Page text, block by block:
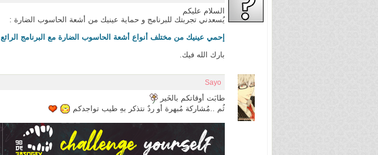
السلام عليكم
يُسعدني تجربتك للبرنامج و حماية عينيك من أشعة الحاسوب الضارة :
إحمي عينيك من مختلف أنواع أشعة الحاسوب الضارة مع البرنامج الرائع Iris pro
بارك الله فيك.
Sayo
طابَت أوقاتكم بالخَير
ثُم ..مُشاركة مُبهرة أو ردٌ نتذكر بهِ طيب تواجدكم